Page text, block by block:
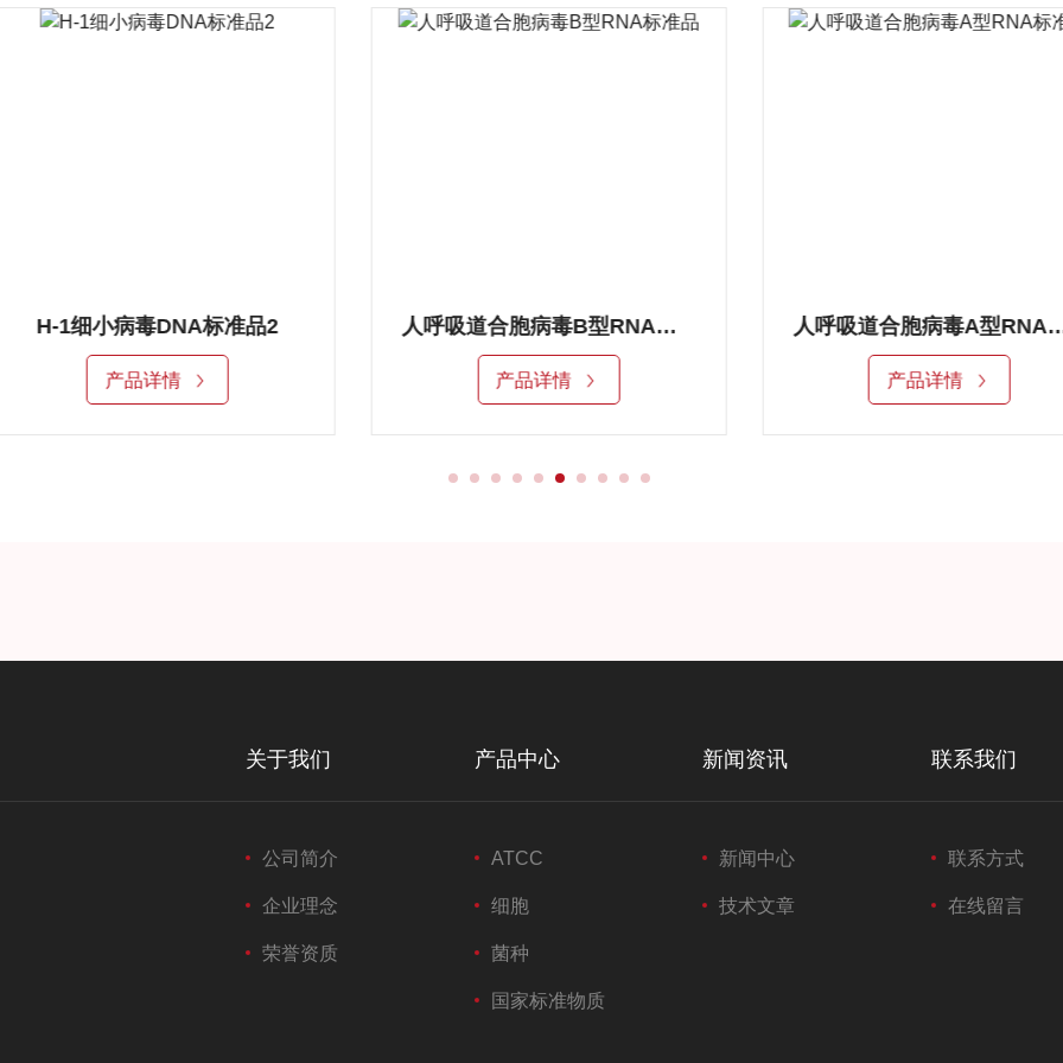
H-1细小病毒DNA标准品2
产品详情
人呼吸道合胞病毒B型RNA标准品
产品详情
人呼吸道合胞病毒A
产品详情
关于我们
公司简介
企业理念
荣誉资质
产品中心
ATCC
细胞
菌种
国家标准物质
新闻资讯
新闻中心
技术文章
联系我们
联系方式
在线留言